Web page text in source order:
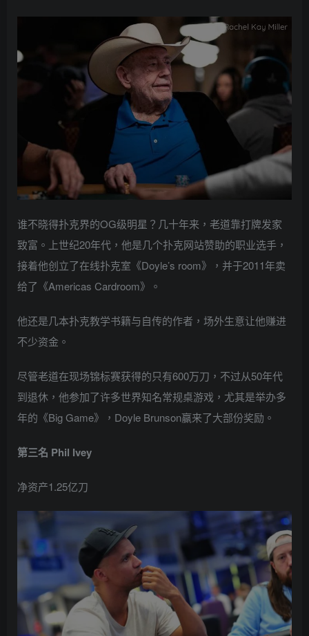
谁不晓得扑克界的OG级明星？几十年来，老道靠打牌发家
致富。上世纪20年代，他是几个扑克网站赞助的职业选手，
接着他创立了在线扑克室《Doyle’s room》，并于2011年卖
给了《Americas Cardroom》。
他还是几本扑克教学书籍与自传的作者，场外生意让他赚进
不少资金。
尽管老道在现场锦标赛获得的只有600万刀，不过从50年代
到退休，他参加了许多世界知名常规桌游戏，尤其是举办多
年的《Big Game》，Doyle Brunson赢来了大部份奖励。
第三名 Phil Ivey
净资产1.25亿刀